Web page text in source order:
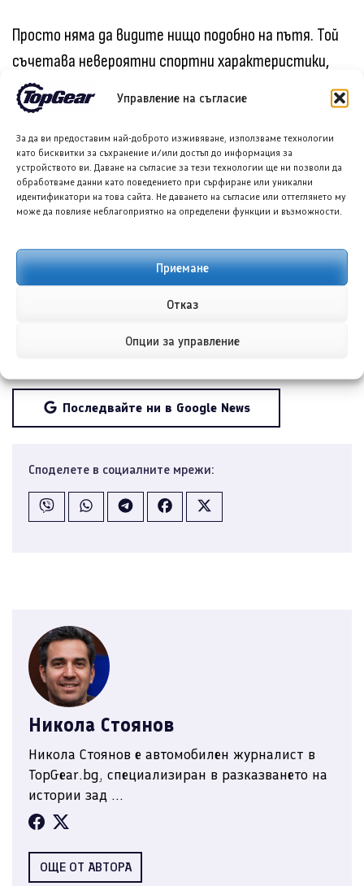
Управление на съгласие
За да ви предоставим най-доброто изживяване, използваме технологии
като бисквитки за съхранение и/или достъп до информация за
устройството ви. Даване на съгласие за тези технологии ще ни позволи да
обработваме данни като поведението при сърфиране или уникални
идентификатори на това сайта. Не даването на съгласие или оттеглянето му
може да повлияе неблагоприятно на определени функции и възможности.
Приемане
Отказ
Опции за управление
Просто няма да видите нищо подобно на пътя. Той
съчетава невероятни спортни характеристики,
авангардна електрическа технология, истински
офроуд възможности и неоспоримо присъствие в
един изключително забавен пакет. Повече от
просто превозно средство, Хамър ИВи се усеща
като събитие всеки път, когато се появи.
И може би това е смисълът. Версията Омега
Едишън не е предназначена да бъде разумно решение
за един автомобил. Тя е вид машина, която
не предлага точно това преживяване.
Последвайте ни в Google News
Споделете в социалните мрежи:
Никола Стоянов
Никола Стоянов е автомобилен журналист в
TopGear.bg, специализиран в разказването на
истории зад ...
ОЩЕ ОТ АВТОРА